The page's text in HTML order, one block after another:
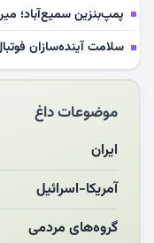
پمپ‌بنزین سمیع‌آباد؛
سلامت آینده‌سازان
بازخوانی رسانه‌ای
مشهدالرضا آقای شهید
مکن ای صبح طلوع
چرایی «استقبال از آقای
موضوعات داغ
ایران
آمریکا-اسرائیل
گروه‌های مردمی